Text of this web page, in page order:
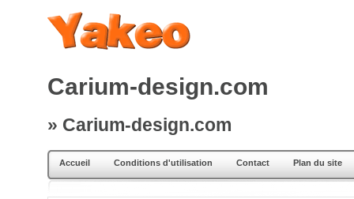
Carium-design.com
» Carium-design.com
Accueil Conditions d'utilisation Contact Plan du site